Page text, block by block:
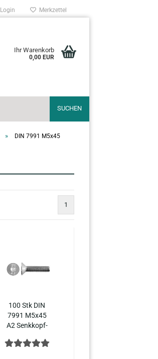
Login Merkzettel
Ihr Warenkorb
0,00 EUR
SUCHEN
» DIN 7991 M5x45
1
100 Stk DIN
7991 M5x45
A2 Senk­kopf­
nen­sechs­kant